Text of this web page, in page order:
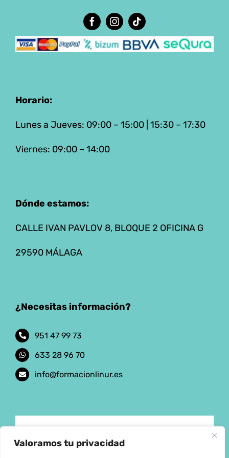
Valoramos tu privacidad
Horario:
Lunes a Jueves: 09:00 – 15:00 | 15:30 – 17:30
Viernes: 09:00 – 14:00
Dónde estamos:
CALLE IVAN PAVLOV 8, BLOQUE 2 OFICINA G
29590 MÁLAGA
¿Necesitas información?
951 47 99 73
633 28 96 70
info@formacionlinur.es